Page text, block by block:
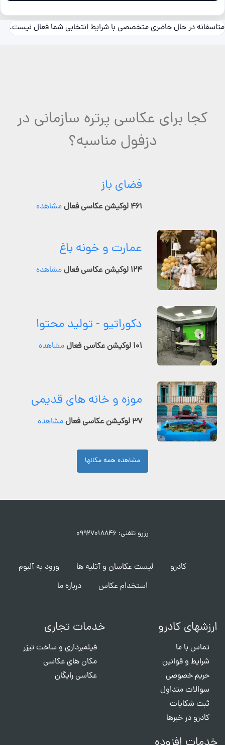
متاسفانه در حال حاضری متخصصی با شرایط انتخابی شما فعال نیست.
کجا برای عکاسی پرتره سازمانی در
دزفول مناسبه؟
فضای باز
۴۶۱ لوکیشن عکاسی فعال مشاهده
عمارت و خونه باغ
۱۲۴ لوکیشن عکاسی فعال مشاهده
دکوراتیو - تولید محتوا
۱۰۱ لوکیشن عکاسی فعال مشاهده
موزه و خانه های قدیمی
۳۷ لوکیشن عکاسی فعال مشاهده
مشاهده همه مکانها
رزرو تلفنی: ۰۹۹۲۷۰۱۸۸۴۶
کادرو لیست عکاسان و آتلیه ها
ورود به آلبوم
استخدام عکاس
درباره ما
ارزشهای کادرو
تماس با ما
شرایط و قوانین
حریم خصوصی
سوالات متداول
ثبت شکایات
کادرو در خبرها
خدمات تجاری
فیلمبرداری و ساخت تیزر
مکان های عکاسی
عکاسی رایگان